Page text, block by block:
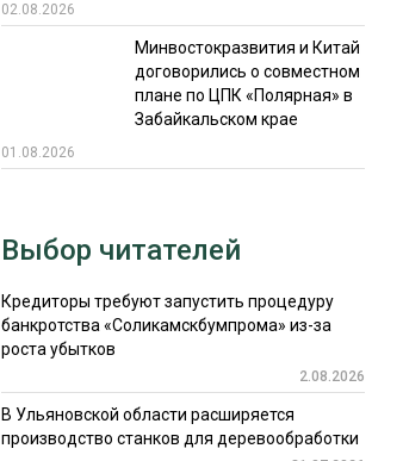
02.08.2026
Минвостокразвития и Китай
договорились о совместном
плане по ЦПК «Полярная» в
Забайкальском крае
01.08.2026
Выбор читателей
Кредиторы требуют запустить процедуру
банкротства «Соликамскбумпрома» из-за
роста убытков
2.08.2026
В Ульяновской области расширяется
производство станков для деревообработки